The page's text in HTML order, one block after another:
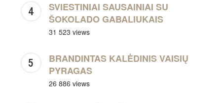
SVIESTINIAI SAUSAINIAI SU
ŠOKOLADO GABALIUKAIS
31 523 views
BRANDINTAS KALĖDINIS VAISIŲ
PYRAGAS
26 886 views